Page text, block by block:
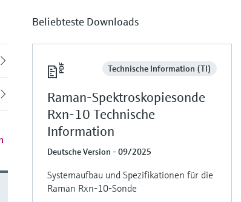
Beliebteste Downloads
Technische Information (TI)
Raman-Spektroskopiesonde
Rxn-10 Technische
Information
Deutsche Version - 09/2025
Systemaufbau und Spezifikationen für die
Raman Rxn-10-Sonde